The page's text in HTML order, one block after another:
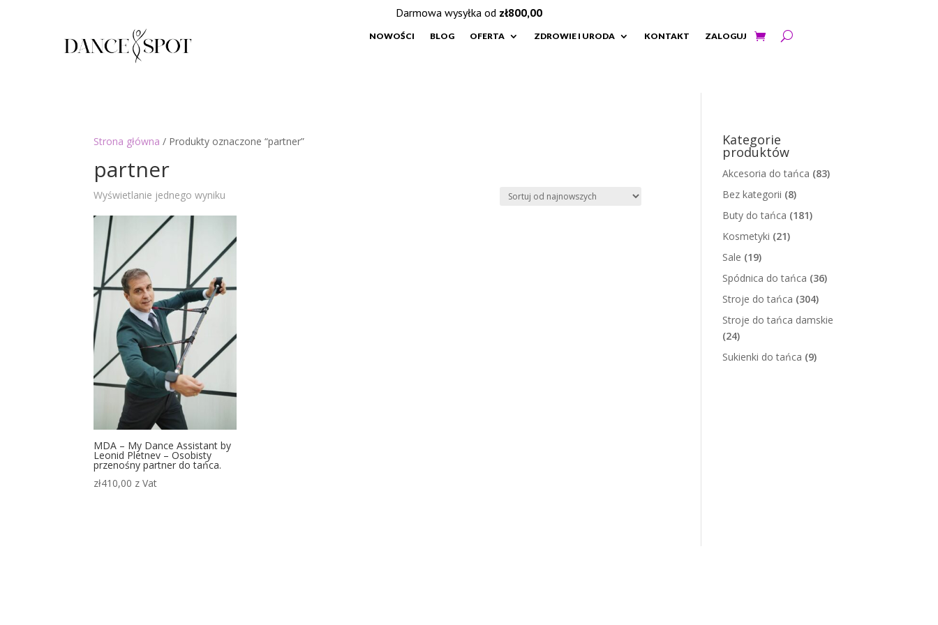
NOWOŚCI BLOG OFERTA ZDROWIE I URODA KONTAKT ZALOGUJ
Strona główna / Produkty oznaczone “partner”
partner
Wyświetlanie jednego wyniku
MDA – My Dance Assistant by
Leonid Pletnev – Osobisty
przenośny partner do tańca.
zł410,00 z Vat
Kategorie
produktów
Akcesoria do tańca (83)
Bez kategorii (8)
Buty do tańca (181)
Kosmetyki (21)
Sale (19)
Spódnica do tańca (36)
Stroje do tańca (304)
Stroje do tańca damskie
(24)
Sukienki do tańca (9)
Darmowa wysyłka od zł800,00